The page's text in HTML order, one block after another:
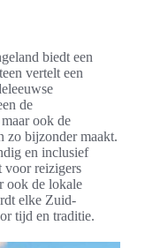
biedt een
vertelt een
de
ook de
zo bijzonder maakt.
en inclusief
voor reizigers
ook de lokale
elke Zuid-
tijd en traditie.